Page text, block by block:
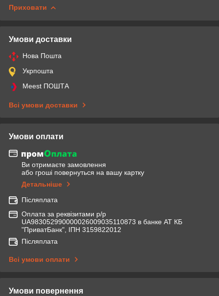
Приховати
Умови доставки
Нова Пошта
Укрпошта
Meest ПОШТА
Всі умови доставки
Умови оплати
Ви отримаєте замовлення
або гроші повернуться на вашу картку
Детальніше
Післяплата
Оплата за реквізитами р/р
UA983052990000026009035110873 в банке АТ КБ
"ПриватБанк", ІПН 3159822012
Післяплата
Всі умови оплати
Умови повернення